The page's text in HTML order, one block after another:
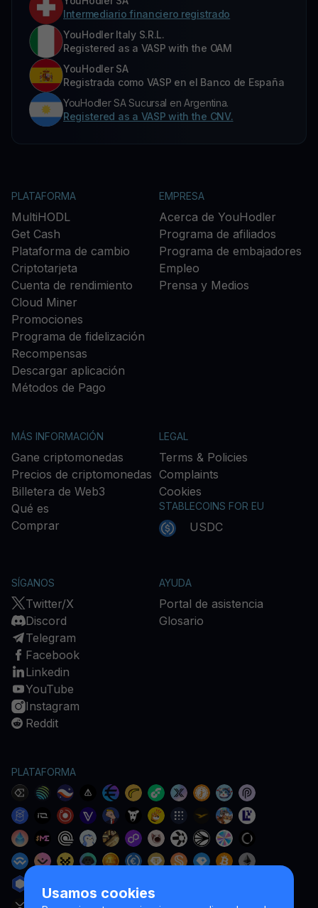
Usamos cookies
Intermediario financiero registrado
YouHodler Italy S.R.L.
Registered as a VASP with the OAM
YouHodler SA
Registrada como VASP en el Banco de España
YouHodler SA Sucursal en Argentina.
Registered as a VASP with the CNV.
PLATAFORMA
MultiHODL
Get Cash
Plataforma de cambio
Criptotarjeta
Cuenta de rendimiento
Cloud Miner
Promociones
Programa de fidelización
Recompensas
Descargar aplicación
Métodos de Pago
EMPRESA
Acerca de YouHodler
Programa de afiliados
Programa de embajadores
Empleo
Prensa y Medios
MÁS INFORMACIÓN
Gane criptomonedas
Precios de criptomonedas
Billetera de Web3
Qué es
Comprar
LEGAL
Terms & Policies
Complaints
Cookies
STABLECOINS FOR EU
USDC
SÍGANOS
Twitter/X
Discord
Telegram
Facebook
Linkedin
YouTube
Instagram
Reddit
AYUDA
Portal de asistencia
Glosario
PLATAFORMA